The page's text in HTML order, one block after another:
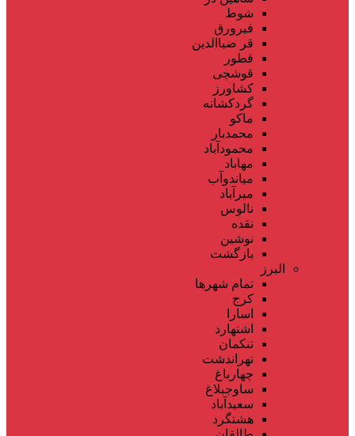
شوط
فیرورق
قر ضیاالدین
قطور
قوشچی
کشاورز
گردکشانه
ماکو
محمدیار
محمودآباد
مهاباد
میاندوآب
میرآباد
نالوس
نقده
نوشین
بازگشت
البرز
تمام شهر‌ها
کرج
اسارا
اشتهارد
تنکمان
تهراندشت
چهارباغ
ساوجبلاغ
سعیدآباد
هشتگرد